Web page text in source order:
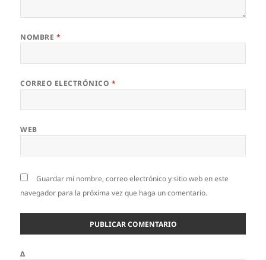
NOMBRE *
CORREO ELECTRÓNICO *
WEB
Guardar mi nombre, correo electrónico y sitio web en este
navegador para la próxima vez que haga un comentario.
Δ